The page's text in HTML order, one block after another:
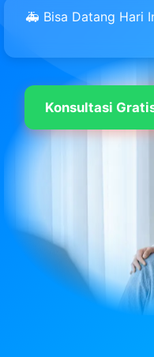
🚑 Bisa Datang Hari
Konsultasi